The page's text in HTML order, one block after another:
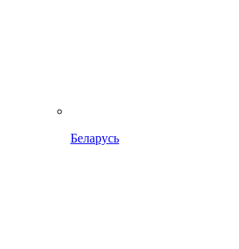
Беларусь